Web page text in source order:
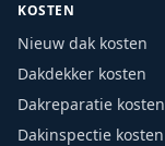
KOSTEN
Nieuw dak kosten
Dakdekker kosten
Dakreparatie kosten
Dakinspectie kosten